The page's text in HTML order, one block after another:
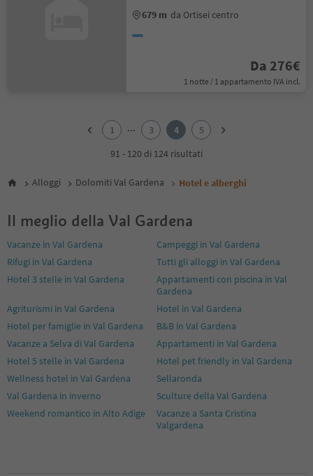
679 m da Ortisei centro
Da 276€
1 notte / 1 appartamento IVA incl.
1 ... 3 4
5
91 - 120 di 124 risultati
Alloggi Dolomiti Val Gardena Hotel e alberghi
Il meglio della Val Gardena
Vacanze in Val Gardena
Campeggi in Val Gardena
Rifugi in Val Gardena
Tutti gli alloggi in Val Gardena
Hotel 3 stelle in Val Gardena
Appartamenti con piscina in Val
Gardena
Agriturismi in Val Gardena
Hotel in Val Gardena
Hotel per famiglie in Val Gardena
B&B in Val Gardena
Vacanze a Selva di Val Gardena
Appartamenti in Val Gardena
Hotel 5 stelle in Val Gardena
Hotel pet friendly in Val Gardena
Wellness hotel in Val Gardena
Sellaronda
Val Gardena in inverno
Sculture della Val Gardena
Weekend romantico in Alto Adige
Vacanze a Santa Cristina
Valgardena